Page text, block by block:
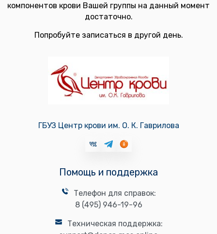
компонентов крови Вашей группы на данный момент
достаточно.
Попробуйте записаться в другой день.
ГБУЗ Центр крови им. О. К. Гаврилова
Помощь и поддержка
Телефон для справок:
8 (495) 946-19-96
Техническая поддержка: